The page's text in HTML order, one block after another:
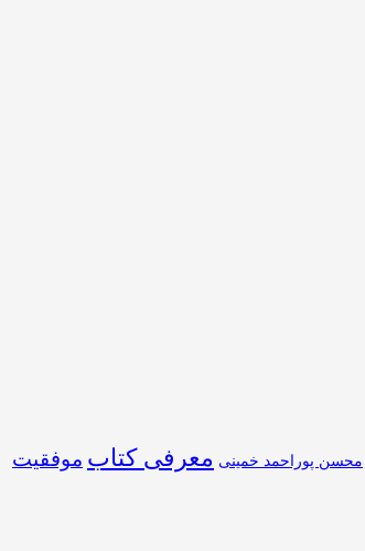
محسن پوراحمد خمینی معرفی کتاب موفقیت